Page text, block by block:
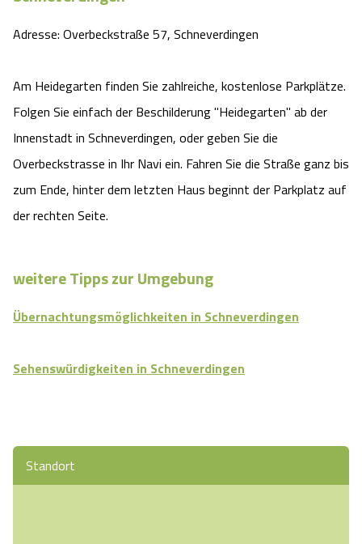
Adresse: Overbeckstraße 57, Schneverdingen
Am Heidegarten finden Sie zahlreiche, kostenlose Parkplätze.
Folgen Sie einfach der Beschilderung "Heidegarten" ab der
Innenstadt in Schneverdingen, oder geben Sie die
Overbeckstrasse in Ihr Navi ein. Fahren Sie die Straße ganz bis
zum Ende, hinter dem letzten Haus beginnt der Parkplatz auf
der rechten Seite.
weitere Tipps zur Umgebung
Übernachtungsmöglichkeiten in Schneverdingen
Sehenswürdigkeiten in Schneverdingen
Standort